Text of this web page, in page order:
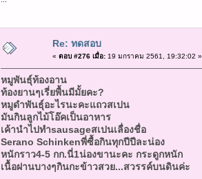
Re: ทดสอบ
« ตอบ #276 เมื่อ:19 มกราคม 2561, 19:32:02 »
หมูพันธุ์ท้องอาน
ท้องยานๆเรี่ยพื้นมีมั้ยคะ?
หมูดำพันธุ์อะไรนะคะแถวสเปน
มันกินลูกไม้โอ๊คเป็นอาหาร
เค้านำไปทำsausageสเปนเลื่องชื่อ
Serano Schinkenพี่ซื้อกินทุกปีปีละน่อง
หนักราว4-5 กก.นี่1น่องขานะคะ กระดูกหนัก
เนื้อฝานบางๆกินกะข้าวสวย...สวรรค์บนดินค่ะ